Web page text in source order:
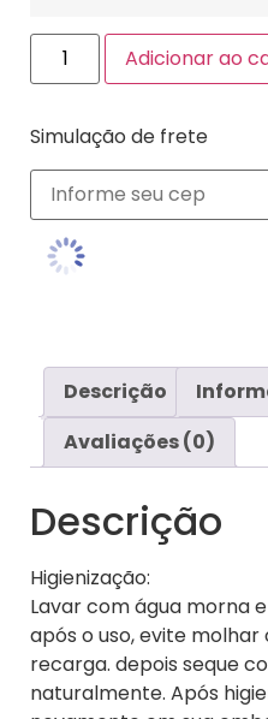
Adicionar ao
Simulação de frete
Descrição
Avaliações (0)
Descrição
Higienização:
Lavar com água morna
após o uso, evite
recarga. depois seque
naturalmente. Após